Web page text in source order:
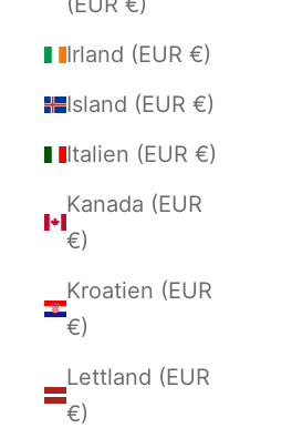
Irland (EUR €)
Island (EUR €)
Italien (EUR €)
Kanada (EUR
€)
Kroatien (EUR
€)
Lettland (EUR
€)